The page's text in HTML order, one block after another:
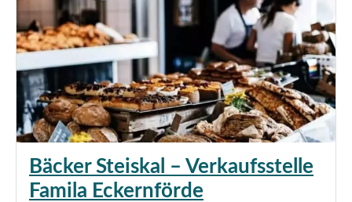
Bäcker Steiskal – Verkaufsstelle
Famila Eckernförde